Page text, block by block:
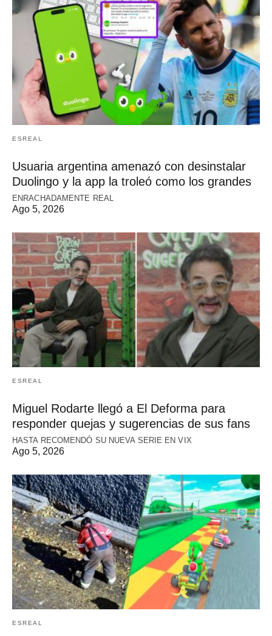
ESREAL
Usuaria argentina amenazó con desinstalar
Duolingo y la app la troleó como los grandes
ENRACHADAMENTE REAL
Ago 5, 2026
ESREAL
Miguel Rodarte llegó a El Deforma para
responder quejas y sugerencias de sus fans
HASTA RECOMENDÓ SU NUEVA SERIE EN VIX
Ago 5, 2026
ESREAL